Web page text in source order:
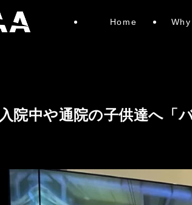
Home
入院中や通院の子供達へ「